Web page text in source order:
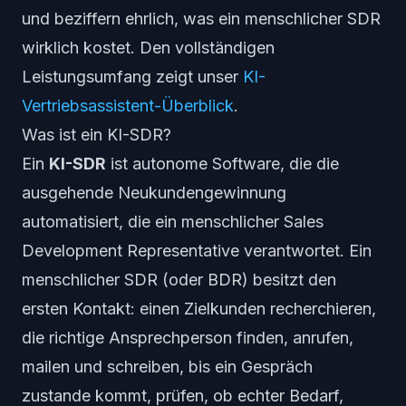
und beziffern ehrlich, was ein menschlicher SDR
wirklich kostet. Den vollständigen
Leistungsumfang zeigt unser KI-
Vertriebsassistent-Überblick.
Was ist ein KI-SDR?
Ein KI-SDR ist autonome Software, die die
ausgehende Neukundengewinnung
automatisiert, die ein menschlicher Sales
Development Representative verantwortet. Ein
menschlicher SDR (oder BDR) besitzt den
ersten Kontakt: einen Zielkunden recherchieren,
die richtige Ansprechperson finden, anrufen,
mailen und schreiben, bis ein Gespräch
zustande kommt, prüfen, ob echter Bedarf,